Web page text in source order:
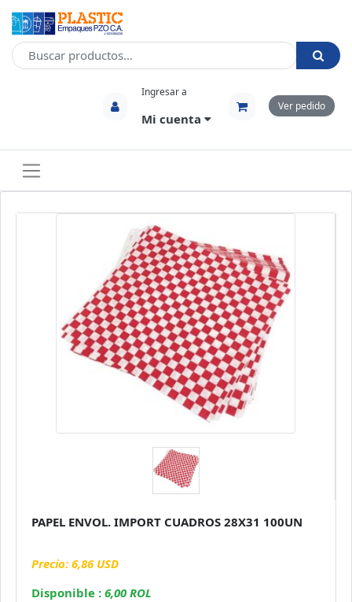
Ingresar a
Mi cuenta
Ver pedido
PAPEL ENVOL. IMPORT CUADROS 28X31 100UN
Precio: 6,86 USD
Disponible : 6,00 ROL